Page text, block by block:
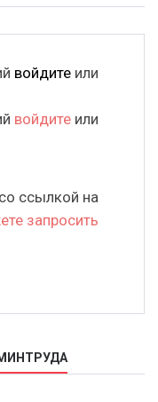
войдите или
войдите или
ссылкой на
запросить